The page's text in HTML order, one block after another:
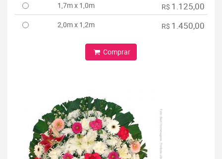
1,7m x 1,0m R$ 1.125,00
2,0m x 1,2m R$ 1.450,00
Comprar